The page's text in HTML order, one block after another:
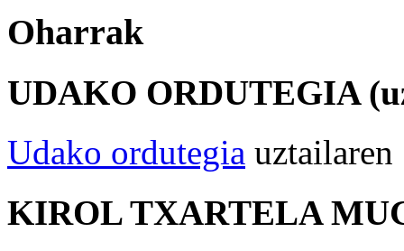
Oharrak
UDAKO ORDUTEGIA
Udako ordutegia uztailaren
KIROL TXARTELA